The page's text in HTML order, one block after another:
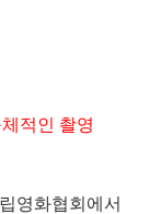
적인 촬영
영화협회에서